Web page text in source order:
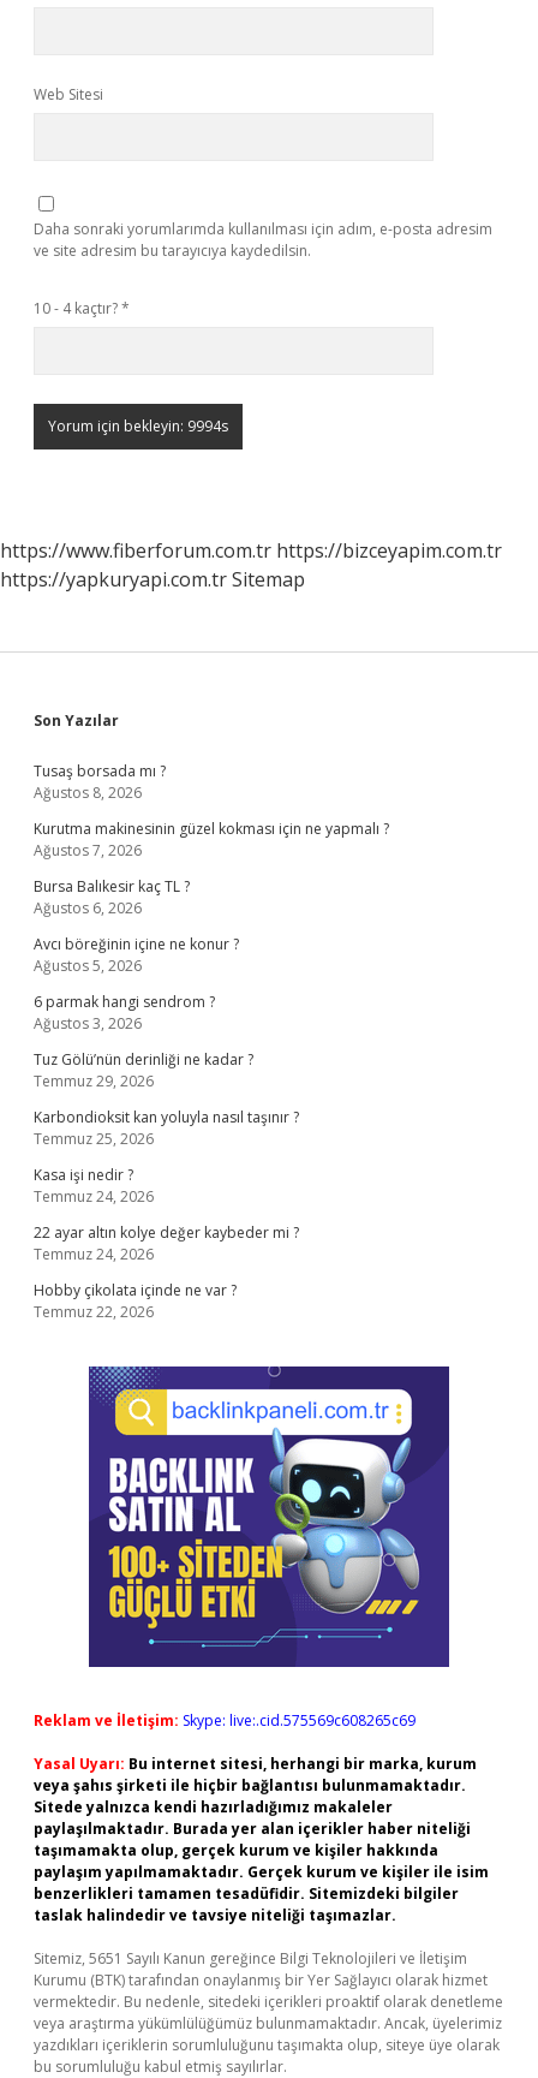
Web Sitesi
Daha sonraki yorumlarımda kullanılması için adım, e-posta adresim
ve site adresim bu tarayıcıya kaydedilsin.
10 - 4 kaçtır?*
https://www.fiberforum.com.tr https://bizceyapim.com.tr
https://yapkuryapi.com.trSitemap
Sidebar
Son Yazılar
Tusaş borsada mı ?
Ağustos 8, 2026
Kurutma makinesinin güzel kokması için ne yapmalı ?
Ağustos 7, 2026
Bursa Balıkesir kaç TL ?
Ağustos 6, 2026
Avcı böreğinin içine ne konur ?
Ağustos 5, 2026
6 parmak hangi sendrom ?
Ağustos 3, 2026
Tuz Gölü’nün derinliği ne kadar ?
Temmuz 29, 2026
Karbondioksit kan yoluyla nasıl taşınır ?
Temmuz 25, 2026
Kasa işi nedir ?
Temmuz 24, 2026
22 ayar altın kolye değer kaybeder mi ?
Temmuz 24, 2026
Hobby çikolata içinde ne var ?
Temmuz 22, 2026
Reklam ve İletişim: Skype: live:.cid.575569c608265c69
Yasal Uyarı: Bu internet sitesi, herhangi bir marka, kurum
veya şahıs şirketi ile hiçbir bağlantısı bulunmamaktadır.
Sitede yalnızca kendi hazırladığımız makaleler
paylaşılmaktadır. Burada yer alan içerikler haber niteliği
taşımamakta olup, gerçek kurum ve kişiler hakkında
paylaşım yapılmamaktadır. Gerçek kurum ve kişiler ile isim
benzerlikleri tamamen tesadüfidir. Sitemizdeki bilgiler
taslak halindedir ve tavsiye niteliği taşımazlar.
Sitemiz, 5651 Sayılı Kanun gereğince Bilgi Teknolojileri ve İletişim
Kurumu (BTK) tarafından onaylanmış bir Yer Sağlayıcı olarak hizmet
vermektedir. Bu nedenle, sitedeki içerikleri proaktif olarak denetleme
veya araştırma yükümlülüğümüz bulunmamaktadır. Ancak, üyelerimiz
yazdıkları içeriklerin sorumluluğunu taşımakta olup, siteye üye olarak
bu sorumluluğu kabul etmiş sayılırlar.